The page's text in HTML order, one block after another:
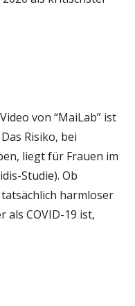
von “MaiLab” ist
Risiko, bei
liegt für Frauen im
Studie). Ob
harmloser
COVID-19 ist,